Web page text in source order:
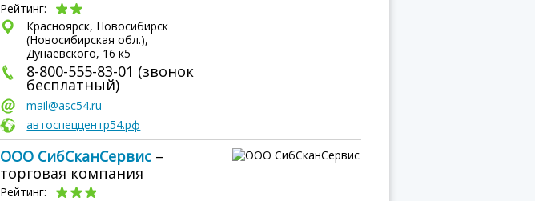
Рейтинг:
Красноярск, Новосибирск
(Новосибирская обл.),
Дунаевского, 16 к5
8-800-555-83-01 (звонок
бесплатный)
mail@asc54.ru
автоспеццентр54.рф
ООО СибСканСервис –
торговая компания
Рейтинг: